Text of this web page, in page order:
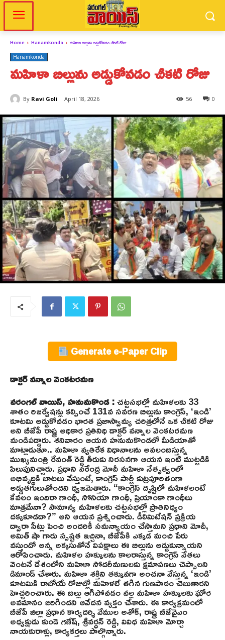
Home Hanamkonda మహిళా బిల్లును అడ్డుకోవడం చీకటి రోజు
Hanamkonda
మహిళా బిల్లును అడ్డుకోవడం చీకటి రోజు
By Ravi Goli April 18, 2026 0
56
Generate e-Paper Clip
డాక్టర్‌ వన్నాల వెంకటరమణ
వరంగల్ వాయిస్, హనుమకొండ :చట్టసభల్లో మహిళలకు 33
శాతం రిజర్వేషన్లు కల్పించే 131వ సవరణ బిల్లును కాంగ్రెస్, ‘ఇండి’
కూటమి అడ్డుకోవడం భారత ప్రజాస్వామ్య చరిత్రలోనే ఒక చీకటి రోజు
అని బీజేపీ రాష్ట్ర అధికార ప్రతినిధి డాక్టర్ వన్నాల వెంకటరమణ
మండిపడ్డారు. శనివారం ఆయన హనుమకొండలో మీడియాతో
మాట్లాడుతూ.. మహిళా వ్యతిరేక విధానాలను అవలంబిస్తున్న
ముఖ్యమంత్రి రేవంత్ రెడ్డి తీరుకు నిరసనగా ఆయన ఇంటి ముట్టడికి
పిలుపునిచ్చారు. ప్రధాని నరేంద్ర మోదీ మహిళా నేతృత్వంలో
అభివృద్ధికి బాటలు వేస్తుంటే, కాంగ్రెస్ పార్టీ కుట్రపూరితంగా
అడ్డుతగులుతోందని ధ్వజమెత్తారు. “కాంగ్రెస్ దృష్టిలో మహిళలంటే
కేవలం ఇందిరా గాంధీ, సోనియా గాంధీ, ప్రియాంకా గాంధీలు
మాత్రమేనా? సామాన్య మహిళలకు చట్టసభల్లో ప్రాతినిధ్యం
దక్కకూడదా?” అని ఆయన ప్రశ్నించారు. డీలిమిటేషన్ ప్రక్రియ
ద్వారా సీట్లు పెంచి అందరికీ సమన్యాయం చేస్తామని ప్రధాని మోదీ,
అమిత్ షా గారు స్పష్టత ఇచ్చినా, బీజేపీకి ఎక్కడ మంచి పేరు
వస్తుందో అన్న అక్కసుతోనే విపక్షాలు ఈ బిల్లును అడ్డుకున్నాయని
ఆరోపించారు. మహిళల హక్కులను కాలరాస్తున్న కాంగ్రెస్ నేతలు
వెంటనే దేశంలోని మహిళా సోదరీమణులకు క్షమాపణలు చెప్పాలని
డిమాండ్ చేశారు. మహిళా శక్తిని తక్కువగా అంచనా వేస్తున్న ‘ఇండి’
కూటమికి రాబోయే రోజుల్లో మహిళలే తగిన గుణపాఠం చెబుతారని
హెచ్చరించారు. ఈ బిల్లు ఆగిపోవడం వల్ల మహిళా హక్కులకు ఘోర
అవమానం జరిగిందని ఆవేదన వ్యక్తం చేశారు. ఈ కార్యక్రమంలో
బీజేపీ జిల్లా ప్రధాన కార్యదర్శి వేముల అశోక్, రాష్ట్ర బీజేవైఎం
అధ్యక్షుడు కుండె గణేష్, శ్రీవర్ధన్ రెడ్డి, వివిధ మహిళా మోర్చా
నాయకురాళ్లు, కార్యకర్తలు పాల్గొన్నారు.